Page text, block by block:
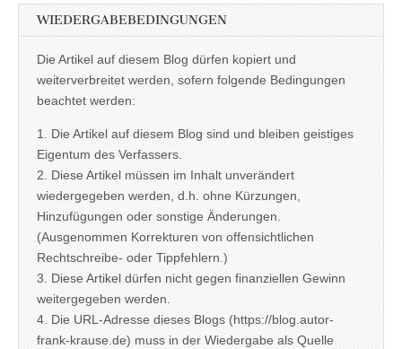
WIEDERGABEBEDINGUNGEN
Die Artikel auf diesem Blog dürfen kopiert und
weiterverbreitet werden, sofern folgende Bedingungen
beachtet werden:
1. Die Artikel auf diesem Blog sind und bleiben geistiges
Eigentum des Verfassers.
2. Diese Artikel müssen im Inhalt unverändert
wiedergegeben werden, d.h. ohne Kürzungen,
Hinzufügungen oder sonstige Änderungen.
(Ausgenommen Korrekturen von offensichtlichen
Rechtschreibe- oder Tippfehlern.)
3. Diese Artikel dürfen nicht gegen finanziellen Gewinn
weitergegeben werden.
4. Die URL-Adresse dieses Blogs (https://blog.autor-
frank-krause.de) muss in der Wiedergabe als Quelle